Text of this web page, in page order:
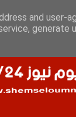
سياسة الخصوصية
and user-
generate